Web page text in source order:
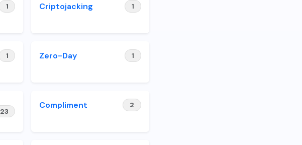
1 Criptojacking 1
1 Zero-Day 1
23
Compliment 2